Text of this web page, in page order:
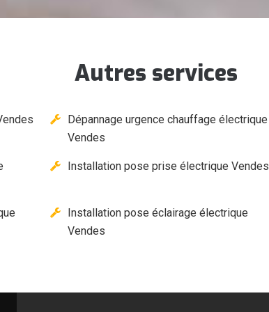
Autres services
Dépannage urgence chauffage électrique
Vendes
Installation pose prise électrique Vendes
Installation pose éclairage électrique
Vendes